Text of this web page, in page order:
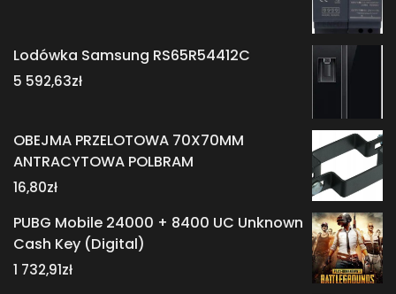
Lodówka Samsung RS65R54412C
5 592,63zł
OBEJMA PRZELOTOWA 70X70MM
ANTRACYTOWA POLBRAM
16,80zł
PUBG Mobile 24000 + 8400 UC Unknown
Cash Key (Digital)
1 732,91zł